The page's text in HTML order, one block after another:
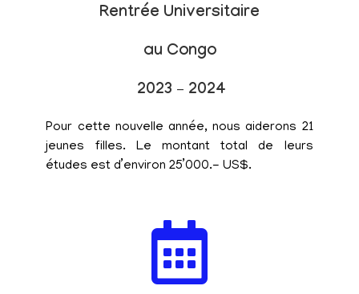
Rentrée Universitaire
au Congo
2023 – 2024
Pour cette nouvelle année, nous aiderons 21
jeunes filles. Le montant total de leurs
études est d’environ 25’000.- US$.